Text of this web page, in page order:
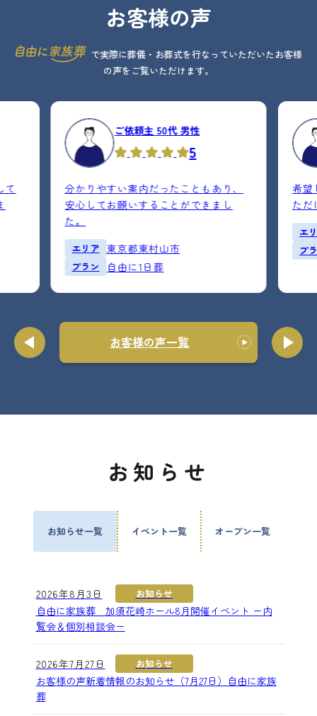
お客様の声
で実際に葬儀・お葬式を行なっていただいたお客様
の声をご覧いただけます。
て
ご依頼主 50代 男性
5
分かりやすい案内だったこともあり、
安心してお願いすることができまし
た。
エリア 東京都東村山市
プラン 自由に1日葬
希望
ただ
エ
プ
お客様の声一覧
お知らせ
お知らせ一覧 イベント一覧 オープン一覧
2026年8月3日 お知らせ
自由に家族葬 加須花崎ホール8月開催イベント ー内
覧会＆個別相談会ー
2026年7月27日 お知らせ
お客様の声新着情報のお知らせ（7月27日）自由に家族
葬